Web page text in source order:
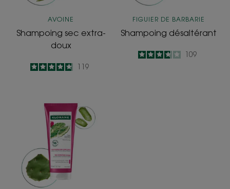
AVOINE
Shampoing sec extra-
doux
4.8
/5119
FIGUIER DE BARBARIE
Shampoing désaltérant
3.7
/5
109
désaltérant